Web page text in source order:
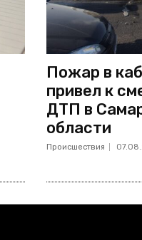
Пожар в
привел к
ДТП в
области
Происшествия